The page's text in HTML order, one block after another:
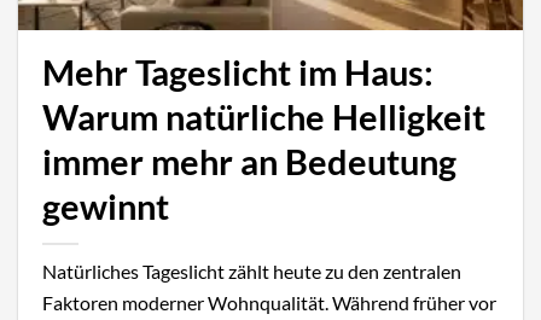
Mehr Tageslicht im Haus:
Warum natürliche Helligkeit
immer mehr an Bedeutung
gewinnt
Natürliches Tageslicht zählt heute zu den zentralen
Faktoren moderner Wohnqualität. Während früher vor